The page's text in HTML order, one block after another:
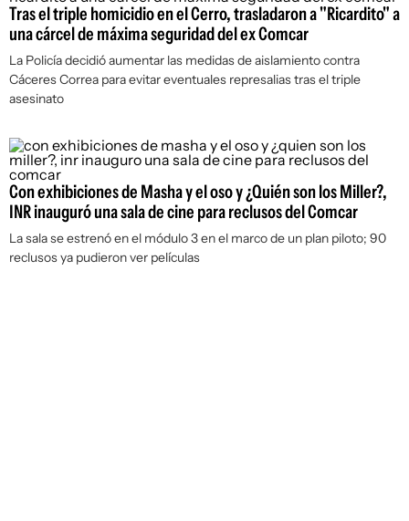
Tras el triple homicidio en el Cerro, trasladaron a "Ricardito" a
una cárcel de máxima seguridad del ex Comcar
La Policía decidió aumentar las medidas de aislamiento contra
Cáceres Correa para evitar eventuales represalias tras el triple
asesinato
Con exhibiciones de Masha y el oso y ¿Quién son los Miller?,
INR inauguró una sala de cine para reclusos del Comcar
La sala se estrenó en el módulo 3 en el marco de un plan piloto; 90
reclusos ya pudieron ver películas